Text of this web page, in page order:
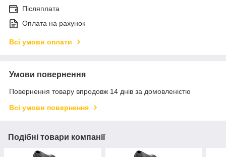
Післяплата
Оплата на рахунок
Всі умови оплати
Умови повернення
Повернення товару впродовж 14 днів за домовленістю
Всі умови повернення
Подібні товари компанії